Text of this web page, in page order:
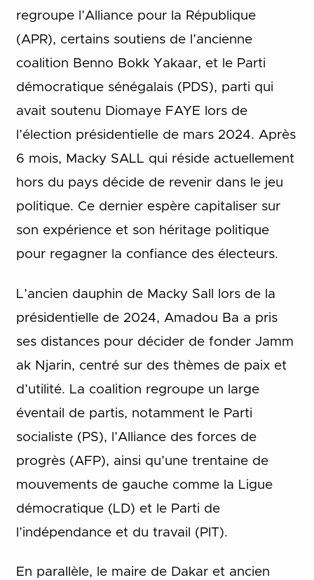
regroupe l’Alliance pour la République
(APR), certains soutiens de l’ancienne
coalition Benno Bokk Yakaar, et le Parti
démocratique sénégalais (PDS), parti qui
avait soutenu Diomaye FAYE lors de
l’élection présidentielle de mars 2024. Après
6 mois, Macky SALL qui réside actuellement
hors du pays décide de revenir dans le jeu
politique. Ce dernier espère capitaliser sur
son expérience et son héritage politique
pour regagner la confiance des électeurs.
L’ancien dauphin de Macky Sall lors de la
présidentielle de 2024, Amadou Ba a pris
ses distances pour décider de fonder Jamm
ak Njarin, centré sur des thèmes de paix et
d’utilité. La coalition regroupe un large
éventail de partis, notamment le Parti
socialiste (PS), l’Alliance des forces de
progrès (AFP), ainsi qu’une trentaine de
mouvements de gauche comme la Ligue
démocratique (LD) et le Parti de
l’indépendance et du travail (PIT).
En parallèle, le maire de Dakar et ancien